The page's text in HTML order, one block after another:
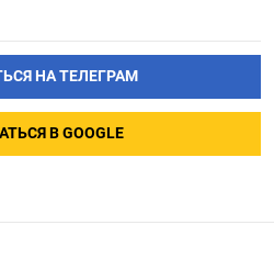
НА ТЕЛЕГРАМ
В GOOGLE